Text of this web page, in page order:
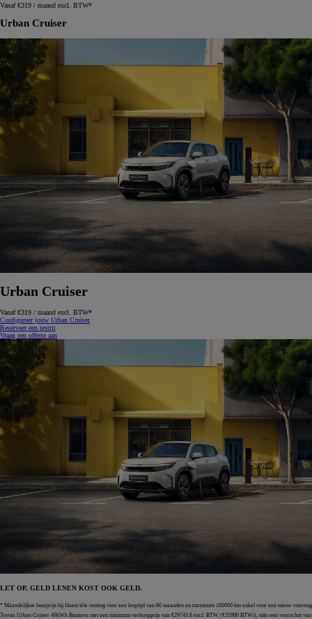
Vanaf €319 / maand excl. BTW*
Urban Cruiser
Urban Cruiser
Vanaf €319 / maand excl. BTW*
Configureer jouw Urban Cruiser
Reserveer een testrit
Vraag een offerte aan
LET OP, GELD LENEN KOST OOK GELD.
* Maandelijkse huurprijs bij financiële renting voor een looptijd van 60 maanden en maximum 100000 km enkel voor een nieuw voertuig
Toyota Urban Cruiser 49kWh Business met een minimum verkoopprijs van €29743.8 excl. BTW (€35990 BTWi), mits een voorschot van